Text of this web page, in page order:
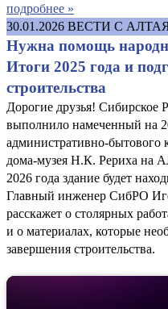
подробнее »
30.01.2026 ВЕСТИ С
Нужна помощь
Итоги 2025 года и
строительства
Дорогие друзья! Сибирское
выполнило намеченный на
административно-бытового
дома-музея Н.К. Рериха на
2026 года здание будет
Главный инженер СибРО
расскажет о столярных
и о материалах, которые
завершения строительства.